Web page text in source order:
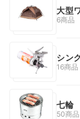
大型
6商品
シン
16商品
七輪
50商品